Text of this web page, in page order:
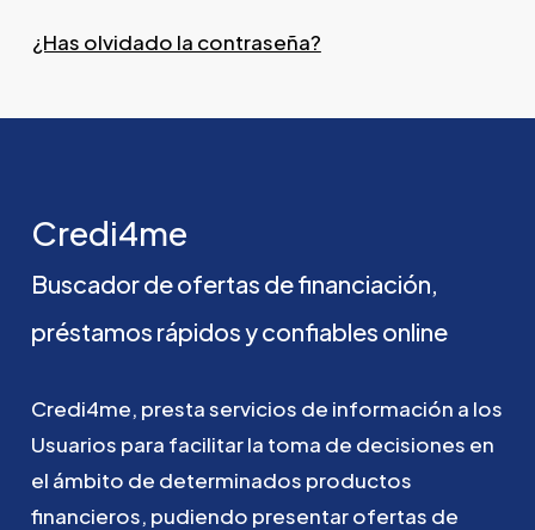
¿Has olvidado la contraseña?
Credi4me
Buscadordeofertas definanciación,
préstamos rápidosyconfiables online
Credi4me, prestaservicios de información a los
Usuarios para facilitarla toma de decisiones en
el ámbito de determinados productos
financieros, pudiendo presentarofertas de